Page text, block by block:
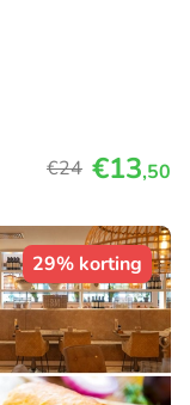
€24 €13,50
29% korting